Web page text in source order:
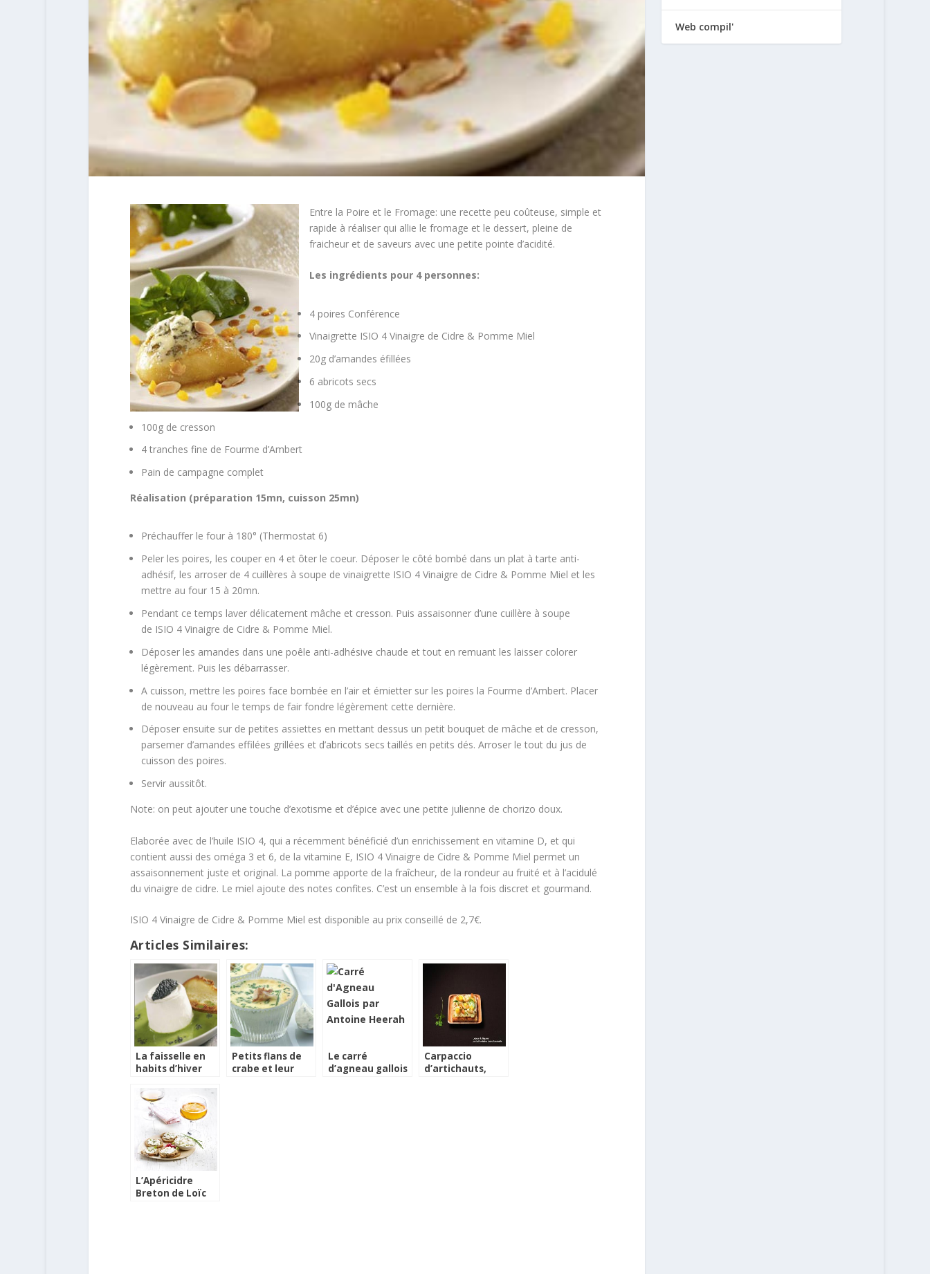
Entre la Poire et le Fromage: une recette peu coûteuse, simple et
rapide à réaliser qui allie le fromage et le dessert, pleine de
fraicheur et de saveurs avec une petite pointe d’acidité.
Les ingrédients pour 4 personnes:
4 poires Conférence
Vinaigrette ISIO 4 Vinaigre de Cidre & Pomme Miel
20g d’amandes éfillées
6 abricots secs
100g de mâche
100g de cresson
4 tranches fine de Fourme d’Ambert
Pain de campagne complet
Réalisation (préparation 15mn, cuisson 25mn)
Préchauffer le four à 180° (Thermostat 6)
Peler les poires, les couper en 4 et ôter le coeur. Déposer le côté bombé dans un plat à tarte anti-
adhésif, les arroser de 4 cuillères à soupe de vinaigrette ISIO 4 Vinaigre de Cidre & Pomme Miel et les
mettre au four 15 à 20mn.
Pendant ce temps laver délicatement mâche et cresson. Puis assaisonner d’une cuillère à soupe
de ISIO 4 Vinaigre de Cidre & Pomme Miel.
Déposer les amandes dans une poêle anti-adhésive chaude et tout en remuant les laisser colorer
légèrement. Puis les débarrasser.
A cuisson, mettre les poires face bombée en l’air et émietter sur les poires la Fourme d’Ambert. Placer
de nouveau au four le temps de fair fondre légèrement cette dernière.
Déposer ensuite sur de petites assiettes en mettant dessus un petit bouquet de mâche et de cresson,
parsemer d’amandes effilées grillées et d’abricots secs taillés en petits dés. Arroser le tout du jus de
cuisson des poires.
Servir aussitôt.
Note: on peut ajouter une touche d’exotisme et d’épice avec une petite julienne de chorizo doux.
Elaborée avec de l’huile ISIO 4, qui a récemment bénéficié d’un enrichissement en vitamine D, et qui
contient aussi des oméga 3 et 6, de la vitamine E, ISIO 4 Vinaigre de Cidre & Pomme Miel permet un
assaisonnement juste et original. La pomme apporte de la fraîcheur, de la rondeur au fruité et à l’acidulé
du vinaigre de cidre. Le miel ajoute des notes confites. C’est un ensemble à la fois discret et gourmand.
ISIO 4 Vinaigre de Cidre & Pomme Miel est disponible au prix conseillé de 2,7€.
Articles Similaires:
La faisselle en
habits d’hiver
Petits flans de
crabe et leur
Le carré
d’agneau gallois
Carpaccio
d’artichauts,
L’Apéricidre
Breton de Loïc
Web compil'